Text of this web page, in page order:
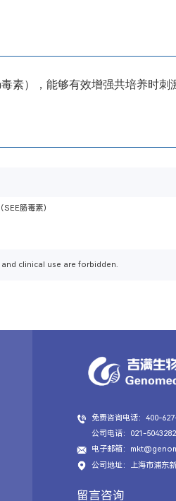
），能够有效增强共培养时刺
肠毒素）
clinical use are forbidden.
免费咨询电话：400-
公司电话：021-
电子邮箱：
公司地址：上海市浦东
留言咨询